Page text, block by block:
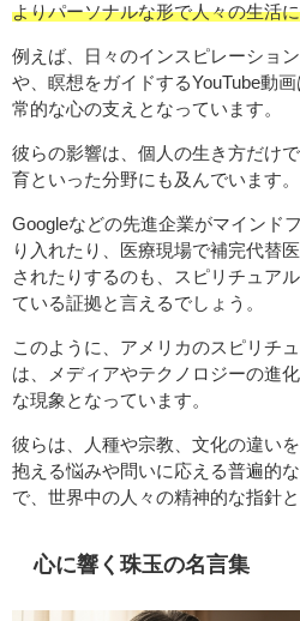
よりパーソナルな形で人々の生活
例えば、日々のインスピレーショ
や、瞑想をガイドするYouTube動
常的な心の支えとなっています。
彼らの影響は、個人の生き方だけ
育といった分野にも及んでいます。
Googleなどの先進企業がマインド
り入れたり、医療現場で補完代替
されたりするのも、スピリチュア
ている証拠と言えるでしょう。
このように、アメリカのスピリチ
は、メディアやテクノロジーの進
な現象となっています。
彼らは、人種や宗教、文化の違い
抱える悩みや問いに応える普遍的
で、世界中の人々の精神的な指針
心に響く珠玉の名言集